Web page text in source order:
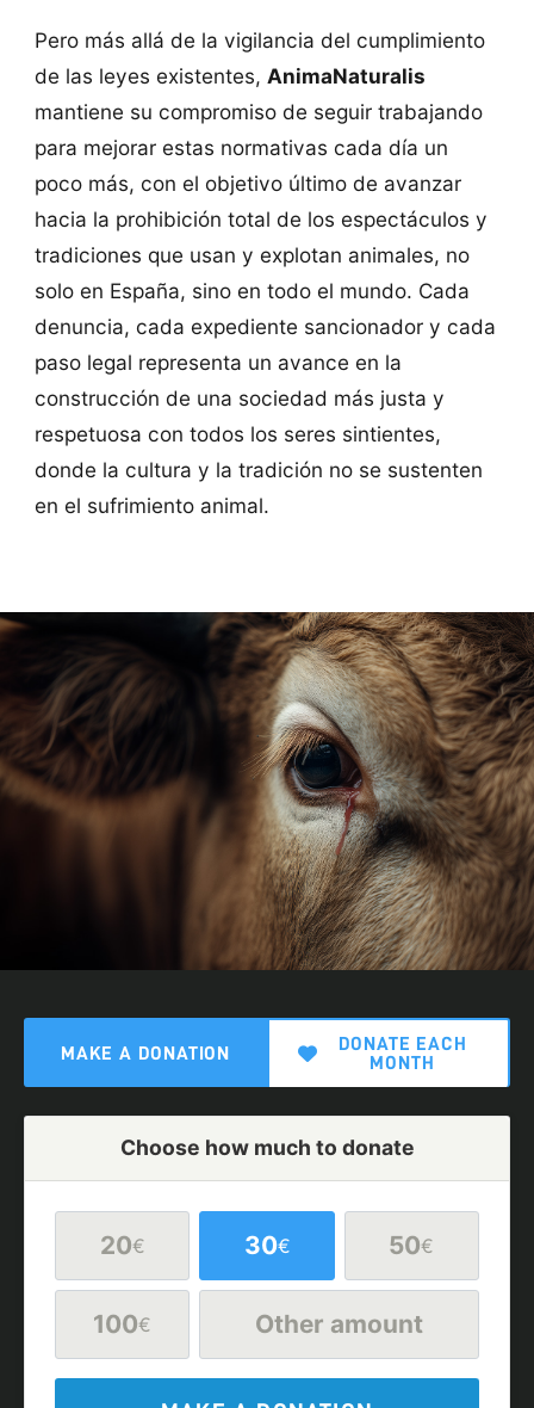
Pero más allá de la vigilancia del cumplimiento
de las leyes existentes, AnimaNaturalis
mantiene su compromiso de seguir trabajando
para mejorar estas normativas cada día un
poco más, con el objetivo último de avanzar
hacia la prohibición total de los espectáculos y
tradiciones que usan y explotan animales, no
solo en España, sino en todo el mundo. Cada
denuncia, cada expediente sancionador y cada
paso legal representa un avance en la
construcción de una sociedad más justa y
respetuosa con todos los seres sintientes,
donde la cultura y la tradición no se sustenten
en el sufrimiento animal.
MAKE A DONATION
DONATE EACH
MONTH
Choose how much to donate
20€ 30€ 50€
100€ Other amount